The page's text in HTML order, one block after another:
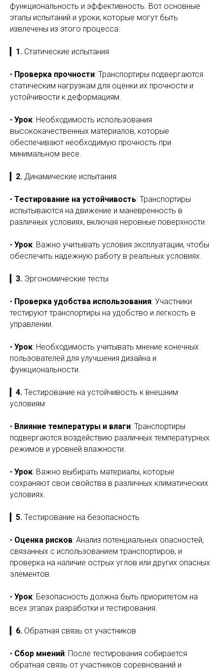
функциональность и эффективность. Вот основные
этапы испытаний и уроки, которые могут быть
извлечены из этого процесса:
1. Статические испытания
• Проверка прочности: Транспортиры подвергаются
статическим нагрузкам для оценки их прочности и
устойчивости к деформациям.
• Урок: Необходимость использования
высококачественных материалов, которые
обеспечивают необходимую прочность при
минимальном весе.
2. Динамические испытания
• Тестирование на устойчивость: Транспортиры
испытываются на движение и маневренность в
различных условиях, включая неровные поверхности.
• Урок: Важно учитывать условия эксплуатации, чтобы
обеспечить надежную работу в реальных условиях.
3. Эргономические тесты
• Проверка удобства использования: Участники
тестируют транспортиры на удобство и легкость в
управлении.
• Урок: Необходимость учитывать мнение конечных
пользователей для улучшения дизайна и
функциональности.
4. Тестирование на устойчивость к внешним
условиям
• Влияние температуры и влаги: Транспортиры
подвергаются воздействию различных температурных
режимов и уровней влажности.
• Урок: Важно выбирать материалы, которые
сохраняют свои свойства в различных климатических
условиях.
5. Тестирование на безопасность
• Оценка рисков: Анализ потенциальных опасностей,
связанных с использованием транспортиров, и
проверка на наличие острых углов или других опасных
элементов.
• Урок: Безопасность должна быть приоритетом на
всех этапах разработки и тестирования.
6. Обратная связь от участников
• Сбор мнений: После тестирования собирается
обратная связь от участников соревнований и